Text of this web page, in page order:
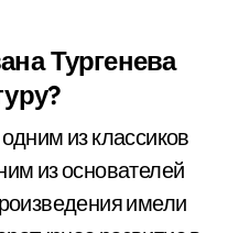
Тургенева
из классиков
из основателей
имели